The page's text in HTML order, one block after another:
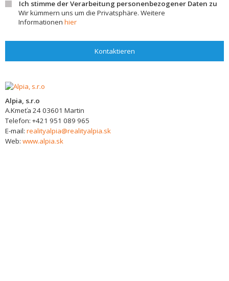
Ich stimme der Verarbeitung personenbezogener Daten zu
Wir kümmern uns um die Privatsphäre. Weitere
Informationen hier
Kontaktieren
Alpia, s.r.o
A.Kmeťa 2403601 Martin
Telefon: +421 951 089 965
E-mail: realityalpia@realityalpia.sk
Web: www.alpia.sk